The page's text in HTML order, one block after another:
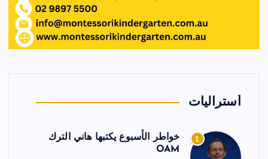
أستراليات
1
خواطر الأسبوع يكتبها هاني الترك
OAM